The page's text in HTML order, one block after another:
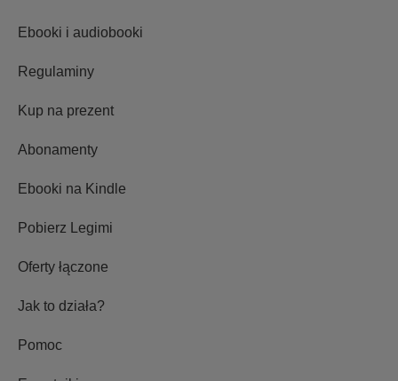
Ebooki i audiobooki
Regulaminy
Kup na prezent
Abonamenty
Ebooki na Kindle
Pobierz Legimi
Oferty łączone
Jak to działa?
Pomoc